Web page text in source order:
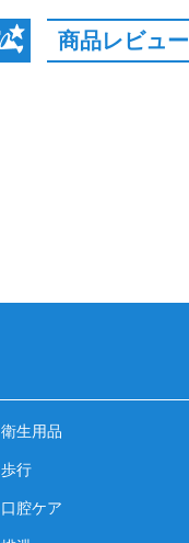
商品レビュー
衛生用品
歩行
口腔ケア